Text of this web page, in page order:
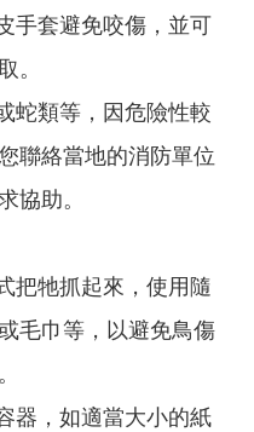
手套避免咬傷，並可
。
蛇類等，因危險性較
聯絡當地的消防單位
協助。
把牠抓起來，使用隨
毛巾等，以避免鳥傷
器，如適當大小的紙